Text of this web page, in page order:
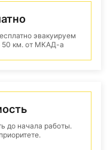
эвакуируем
50 км. от МКАД-а
до начала работы.